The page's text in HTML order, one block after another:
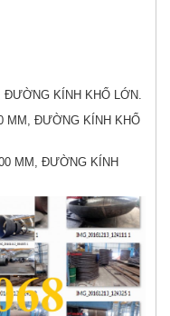
ĐƯỜNG KÍNH KHỔ LỚN.
MM, ĐƯỜNG KÍNH KHỔ
MM, ĐƯỜNG KÍNH